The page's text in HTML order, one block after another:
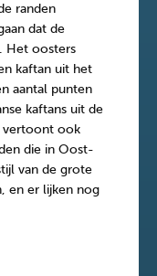
randen
dat de
Het oosters
kaftan uit het
aantal punten
kaftans uit de
vertoont ook
die in Oost-
van de grote
en er lijken nog